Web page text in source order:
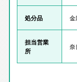
処分品 金
担当営業
所
奈